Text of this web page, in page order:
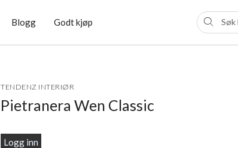
Blogg Godt kjøp
TENDENZ INTERIØR
Pietranera Wen Classic
Logg inn